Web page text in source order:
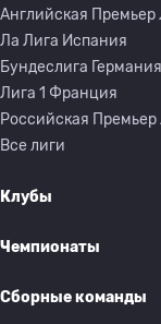
Английская Премьер
Ла Лига Испания
Бундеслига Германия
Лига 1 Франция
Российская Премьер
Все лиги
Клубы
Чемпионаты
Сборные команды